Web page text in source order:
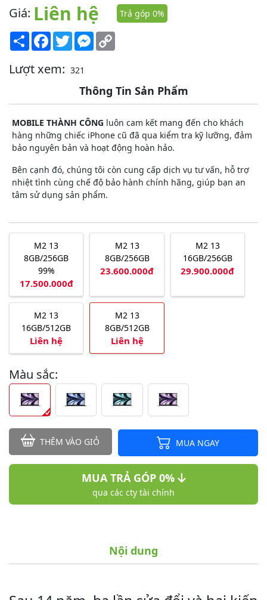
Giá: Liên hệ
Trả góp 0%
Share Facebook
TwitterMessenger
Lượt xem: 321
Thông Tin Sản Phẩm
MOBILE THÀNH CÔNG luôn cam kết mang đến cho khách
hàng những chiếc iPhone cũ đã qua kiểm tra kỹ lưỡng, đảm
bảo nguyên bản và hoạt động hoàn hảo.
Bên cạnh đó, chúng tôi còn cung cấp dịch vụ tư vấn, hỗ trợ
nhiệt tình cùng chế độ bảo hành chính hãng, giúp bạn an
tâm sử dụng sản phẩm.
M2 13
8GB/256GB
99%
17.500.000đ
M2 13
8GB/256GB
23.600.000đ
M2 13
16GB/256GB
29.900.000đ
M2 13
16GB/512GB
Liên hệ
M2 13
8GB/512GB
Liên hệ
Màu sắc:
THÊM VÀO GIỎ MUA NGAY
MUA TRẢ GÓP 0%
qua các cty tài chính
Nội dung